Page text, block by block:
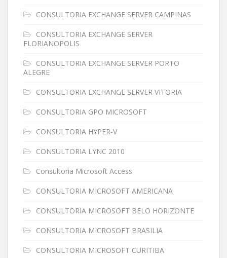
CONSULTORIA EXCHANGE SERVER CAMPINAS
CONSULTORIA EXCHANGE SERVER
FLORIANOPOLIS
CONSULTORIA EXCHANGE SERVER PORTO
ALEGRE
CONSULTORIA EXCHANGE SERVER VITORIA
CONSULTORIA GPO MICROSOFT
CONSULTORIA HYPER-V
CONSULTORIA LYNC 2010
Consultoria Microsoft Access
CONSULTORIA MICROSOFT AMERICANA
CONSULTORIA MICROSOFT BELO HORIZONTE
CONSULTORIA MICROSOFT BRASILIA
CONSULTORIA MICROSOFT CURITIBA